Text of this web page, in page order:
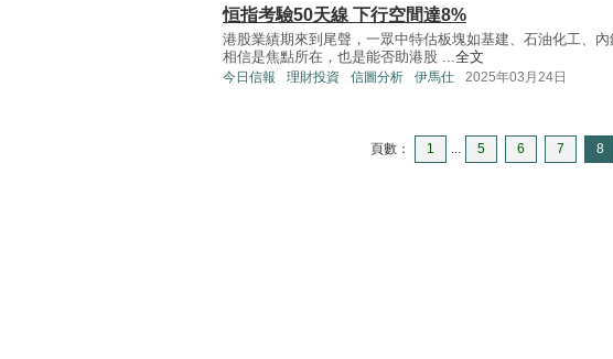
恒指考驗50天線 下行空間達8%
港股業績期來到尾聲，一眾中特估板塊如基建、石油化工、
相信是焦點所在，也是能否助港股 ...全文
今日信報 理財投資 信圖分析 伊馬仕 2025年03月24日
頁數： 1 ... 5 6 7 8